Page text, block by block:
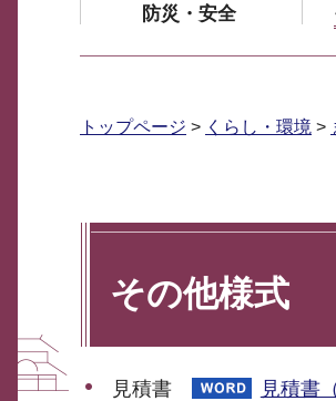
防災・安全
トップページ > くらし・環境 >
その他様式
見積書 見積書